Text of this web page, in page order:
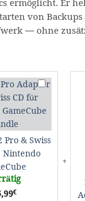
ermöglicht. Er
von
— ohne
SD2SP2
Pro
&
CD
Kit
f.
Pro & Swiss
Nintendo
€